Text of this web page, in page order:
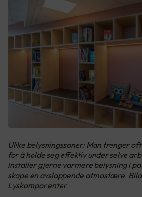
Ulike belysningssoner: Man trenger
for å holde seg effektiv under selve
installer gjerne varmere belysning i
skape en avslappende atmosfære.
Lyskomponenter